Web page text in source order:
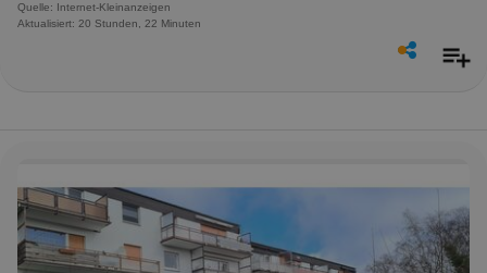
Quelle: Internet-Kleinanzeigen
Aktualisiert: 20 Stunden, 22 Minuten